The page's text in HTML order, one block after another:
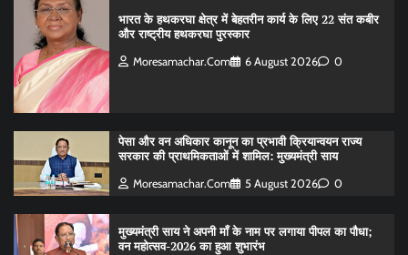
भारत के हथकरघा क्षेत्र में बेहतरीन कार्य के लिए 22 संत कबीर
और राष्ट्रीय हथकरघा पुरस्कार
Moresamachar.com 6 August 2026 0
पेसा और वन अधिकार कानून का प्रभावी क्रियान्वयन राज्य
सरकार की प्राथमिकताओं में शामिल: मुख्यमंत्री साय
Moresamachar.com 5 August 2026 0
मुख्यमंत्री साय ने अपनी माँ के नाम पर लगाया पीपल का पौधा;
वन महोत्सव-2026 का हुआ शुभारंभ